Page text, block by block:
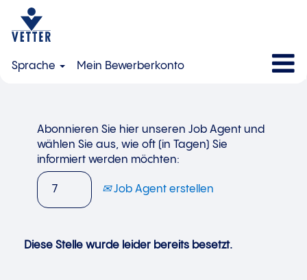
Sprache Mein Bewerberkonto
Abonnieren Sie hier unseren Job Agent und
wählen Sie aus, wie oft (in Tagen) Sie
informiert werden möchten:
Job Agent erstellen
Diese Stelle wurde leider bereits besetzt.